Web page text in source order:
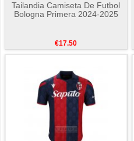
Tailandia Camiseta De Futbol
Bologna Primera 2024-2025
€17.50